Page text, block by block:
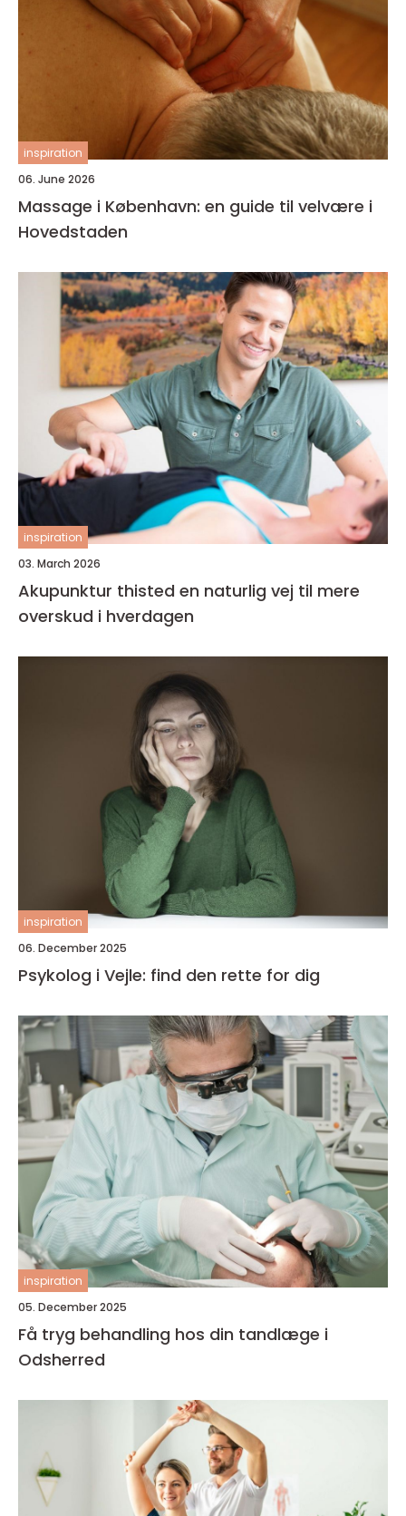
inspiration
06. June 2026
Massage i København: en guide til velvære i
Hovedstaden
inspiration
03. March 2026
Akupunktur thisted en naturlig vej til mere
overskud i hverdagen
inspiration
06. December 2025
Psykolog i Vejle: find den rette for dig
inspiration
05. December 2025
Få tryg behandling hos din tandlæge i
Odsherred